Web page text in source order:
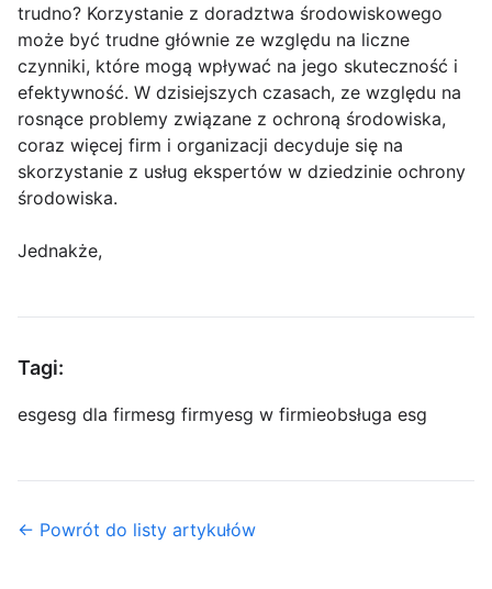
trudno? Korzystanie z doradztwa środowiskowego
może być trudne głównie ze względu na liczne
czynniki, które mogą wpływać na jego skuteczność i
efektywność. W dzisiejszych czasach, ze względu na
rosnące problemy związane z ochroną środowiska,
coraz więcej firm i organizacji decyduje się na
skorzystanie z usług ekspertów w dziedzinie ochrony
środowiska.
Jednakże,
Tagi:
esgesg dla firmesg firmyesg w firmieobsługa esg
← Powrót do listy artykułów